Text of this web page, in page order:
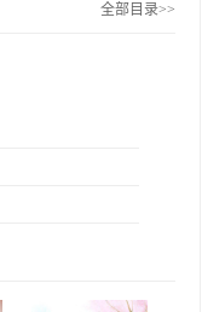
全部目录>>